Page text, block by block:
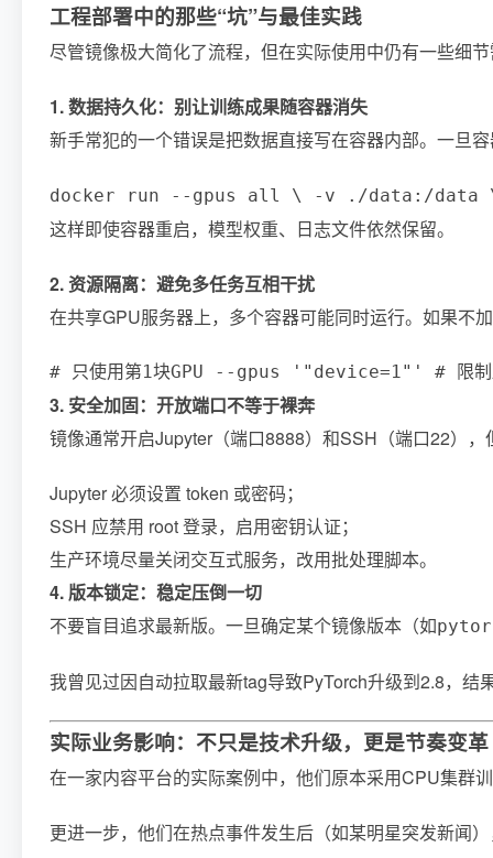
工程部署中的那些“坑”与最佳实践
尽管镜像极大简化了流程，但在实际使用中仍有一些细
1. 数据持久化：别让训练成果随容器消失
新手常犯的一个错误是把数据直接写在容器内部。一旦
docker run --gpus all \ -v ./data:/data
这样即使容器重启，模型权重、日志文件依然保留。
2. 资源隔离：避免多任务互相干扰
在共享GPU服务器上，多个容器可能同时运行。如果不
# 只使用第1块GPU --gpus '"device=1"' # 限制
3. 安全加固：开放端口不等于裸奔
镜像通常开启Jupyter（端口8888）和SSH（端口22）
Jupyter 必须设置 token 或密码；
SSH 应禁用 root 登录，启用密钥认证；
生产环境尽量关闭交互式服务，改用批处理脚本。
4. 版本锁定：稳定压倒一切
不要盲目追求最新版。一旦确定某个镜像版本（如
我曾见过因自动拉取最新tag导致PyTorch升级到2.8，
实际业务影响：不只是技术升级，更是节奏变革
在一家内容平台的实际案例中，他们原本采用CPU集群
更进一步，他们在热点事件发生后（如某明星突发新闻